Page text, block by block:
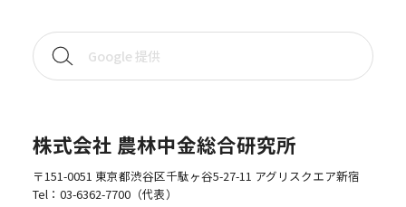
株式会社 農林中金総合研究所
〒151-0051 東京都渋谷区千駄ヶ谷5-27-11 アグリスクエア新宿
Tel： 03-6362-7700（代表）